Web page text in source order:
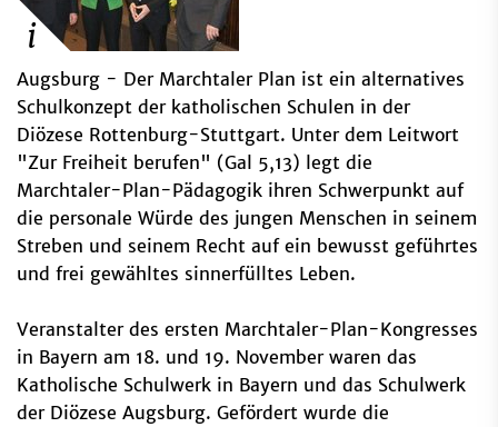
Augsburg - Der Marchtaler Plan ist ein alternatives
Schulkonzept der katholischen Schulen in der
Diözese Rottenburg-Stuttgart. Unter dem Leitwort
"Zur Freiheit berufen" (Gal 5,13) legt die
Marchtaler-Plan-Pädagogik ihren Schwerpunkt auf
die personale Würde des jungen Menschen in seinem
Streben und seinem Recht auf ein bewusst geführtes
und frei gewähltes sinnerfülltes Leben.
Veranstalter des ersten Marchtaler-Plan-Kongresses
in Bayern am 18. und 19. November waren das
Katholische Schulwerk in Bayern und das Schulwerk
der Diözese Augsburg. Gefördert wurde die